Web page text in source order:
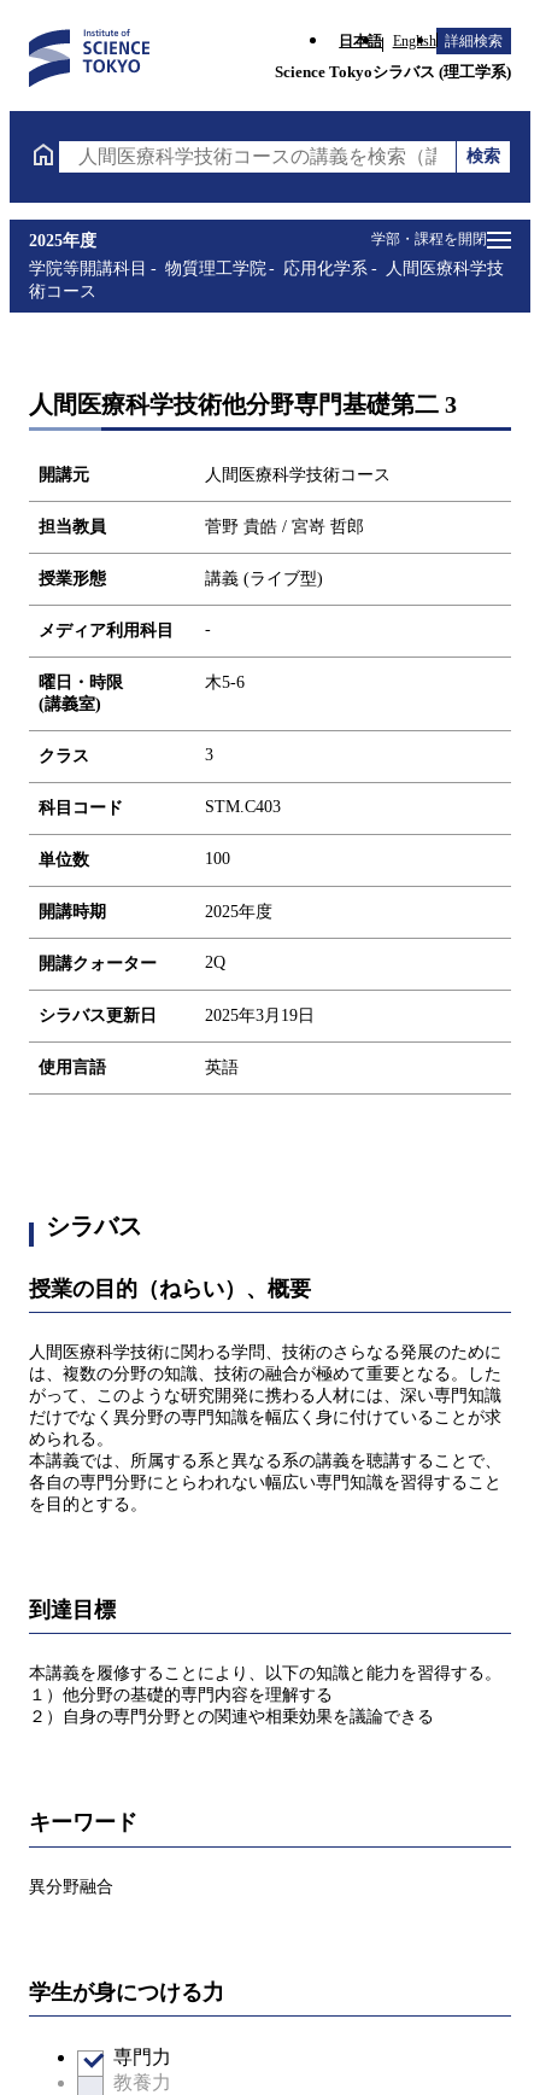
日本語 English 詳細検索
Science Tokyoシラバス (理工学系)
人間医療科学技術コースの講義を検索（講義名・科
検索
学部・課程を開閉
2025年度
学院等開講科目
物質理工学院 応用化学系
人間医療科学技
術コース
人間医療科学技術他分野専門基礎第二 3
開講元 人間医療科学技術コース
担当教員 菅野 貴皓 / 宮嵜 哲郎
授業形態 講義 (ライブ型)
メディア利用科目 -
曜日・時限
(講義室)
木5-6
クラス 3
科目コード STM.C403
単位数 100
開講時期 2025年度
開講クォーター 2Q
シラバス更新日 2025年3月19日
使用言語 英語
シラバス
授業の目的（ねらい）、概要
人間医療科学技術に関わる学問、技術のさらなる発展のために
は、複数の分野の知識、技術の融合が極めて重要となる。した
がって、このような研究開発に携わる人材には、深い専門知識
だけでなく異分野の専門知識を幅広く身に付けていることが求
められる。
本講義では、所属する系と異なる系の講義を聴講することで、
各自の専門分野にとらわれない幅広い専門知識を習得すること
を目的とする。
到達目標
本講義を履修することにより、以下の知識と能力を習得する。
１）他分野の基礎的専門内容を理解する
２）自身の専門分野との関連や相乗効果を議論できる
キーワード
異分野融合
学生が身につける力
専門力
教養力